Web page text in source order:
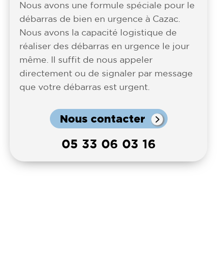
Nous avons une formule spéciale pour le
débarras de bien en urgence à Cazac.
Nous avons la capacité logistique de
réaliser des débarras en urgence le jour
même. Il suffit de nous appeler
directement ou de signaler par message
que votre débarras est urgent.
Nous contacter
05 33 06 03 16